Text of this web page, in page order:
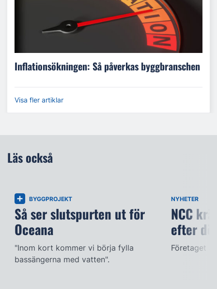
Inflationsökningen: Så påverkas byggbranschen
Visa fler artiklar
Läs också
BYGGPROJEKT
Så ser slutspurten ut för
Oceana
"Inom kort kommer vi börja fylla
bassängerna med vatten".
NYHETER
NCC
efter
Företaget